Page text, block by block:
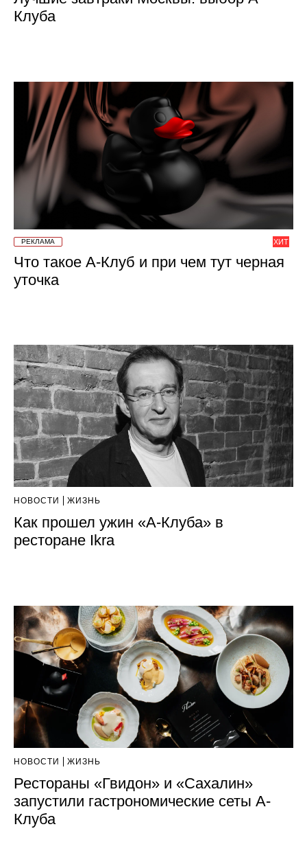
Клуба
ХИТ
РЕКЛАМА
Что такое А-Клуб и при чем тут черная
уточка
НОВОСТИ ЖИЗНЬ
Как прошел ужин «А-Клуба» в
ресторане Ikra
НОВОСТИ ЖИЗНЬ
Рестораны «Гвидон» и «Сахалин»
запустили гастрономические сеты А-
Клуба